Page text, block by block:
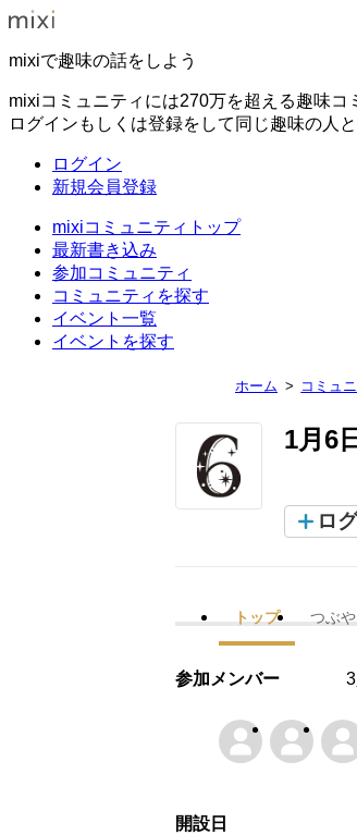
mixiで趣味の話をしよう
mixiコミュニティには270万を超える趣味コ
ログインもしくは登録をして同じ趣味の人
ログイン
新規会員登録
mixiコミュニティトップ
最新書き込み
参加コミュニティ
コミュニティを探す
イベント一覧
イベントを探す
ホーム コミュ
1月6
ロ
トップ つぶ
参加メンバー
開設日